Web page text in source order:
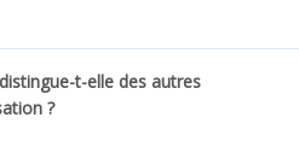
t-elle des autres
?